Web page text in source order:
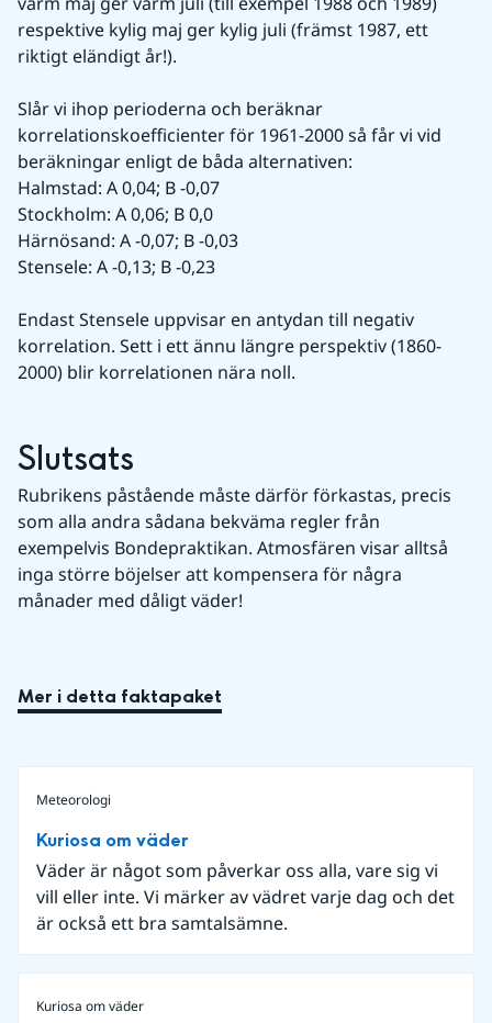
respektive kylig maj ger kylig juli (främst 1987, ett
riktigt eländigt år!).
Slår vi ihop perioderna och beräknar
korrelationskoefficienter för 1961-2000 så får vi vid
beräkningar enligt de båda alternativen:
Halmstad: A 0,04; B -0,07
Stockholm: A 0,06; B 0,0
Härnösand: A -0,07; B -0,03
Stensele: A -0,13; B -0,23
Endast Stensele uppvisar en antydan till negativ
korrelation. Sett i ett ännu längre perspektiv (1860-
2000) blir korrelationen nära noll.
Slutsats
Rubrikens påstående måste därför förkastas, precis
som alla andra sådana bekväma regler från
exempelvis Bondepraktikan. Atmosfären visar alltså
inga större böjelser att kompensera för några
månader med dåligt väder!
Mer i detta faktapaket
Meteorologi
Kuriosa om väder
Väder är något som påverkar oss alla, vare sig vi
vill eller inte. Vi märker av vädret varje dag och det
är också ett bra samtalsämne.
Kuriosa om väder